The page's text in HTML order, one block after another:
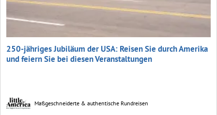
250-jähriges Jubiläum der USA: Reisen Sie durch Amerika
und feiern Sie bei diesen Veranstaltungen
Maßgeschneiderte & authentische Rundreisen